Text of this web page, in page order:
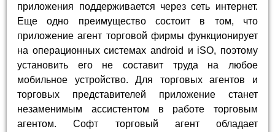
приложения поддерживается через сеть интернет.
Еще одно преимущество состоит в том, что
приложение агент торговой фирмы функционирует
на операционных системах android и iSO, поэтому
установить его не составит труда на любое
мобильное устройство. Для торговых агентов и
торговых представителей приложение станет
незаменимым ассистентом в работе торговым
агентом. Софт торговый агент обладает